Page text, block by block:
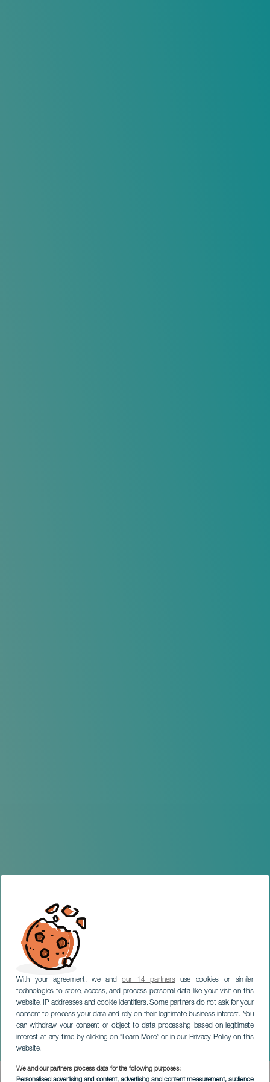
With your agreement, we andour 14 partnersuse cookies or similar
technologies to store, access, and process personal data like your visit on this
website, IP addresses and cookie identifiers. Some partners do not ask for your
consent to process your data and rely on their legitimate business interest. You
can withdraw your consent or object to data processing based on legitimate
interest at any time by clicking on “Learn More” or in our Privacy Policy on this
website.
We and our partners process data for the following purposes:
Personalised advertising and content, advertising and content measurement, audience
Velatorio de la Sardina
TENERIFE
Imagen